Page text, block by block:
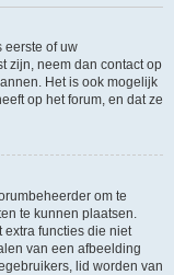
eerste of uw
zijn, neem dan contact op
Het is ook mogelijk
op het forum, en dat ze
om te
te kunnen plaatsen.
extra functies die niet
van een afbeelding
lid worden van